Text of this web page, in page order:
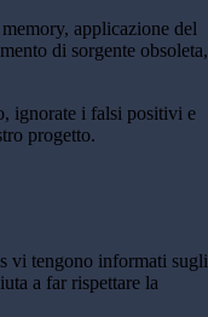
applicazione del
di sorgente obsoleta,
ignorate i falsi positivi e
progetto.
vi tengono informati sugli
a far rispettare la